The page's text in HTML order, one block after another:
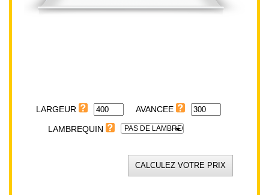
LARGEUR
LAMBREQUIN PAS DE LAMBREQUIN